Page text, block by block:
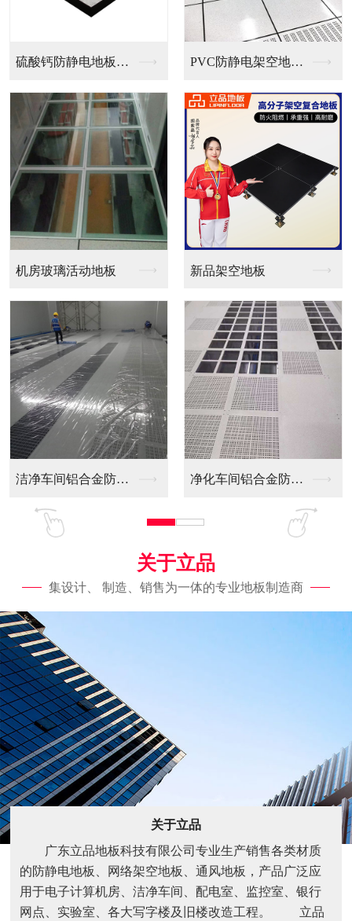
PVC防静电架空地板...
新品架空地板
净化车间铝合金防静电...
全钢无边防静电地板
全铝防静电地板
关于立品
集设计、 制造、销售为一体的专业地板制造商
关于立品
广东立品地板科技有限公司专业生产销售各类材质
的防静电地板、网络架空地板、通风地板，产品广泛应
用于电子计算机房、洁净车间、配电室、监控室、银行
网点、实验室、各大写字楼及旧楼改造工程。 立品